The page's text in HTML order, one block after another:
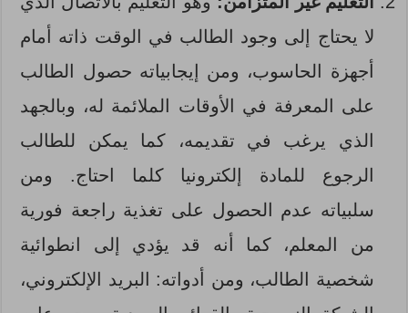
لا يحتاج إلى وجود الطالب في الوقت ذاته أمام
أجهزة الحاسوب، ومن إيجابياته حصول الطالب
على المعرفة في الأوقات الملائمة له، وبالجهد
الذي يرغب في تقديمه، كما يمكن للطالب
الرجوع للمادة إلكترونيا كلما احتاج. ومن
سلبياته عدم الحصول على تغذية راجعة فورية
من المعلم، كما أنه قد يؤدي إلى انطوائية
شخصية الطالب، ومن أدواته: البريد الإلكتروني،